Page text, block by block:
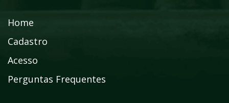
Home
Cadastro
Acesso
Perguntas Frequentes